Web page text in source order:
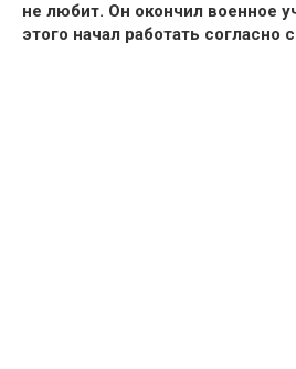
не любит. Он окончил военное
этого начал работать согласно